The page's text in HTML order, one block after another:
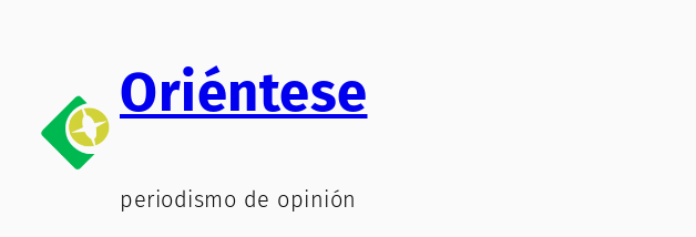
contenido
Oriéntese
periodismo de opinión